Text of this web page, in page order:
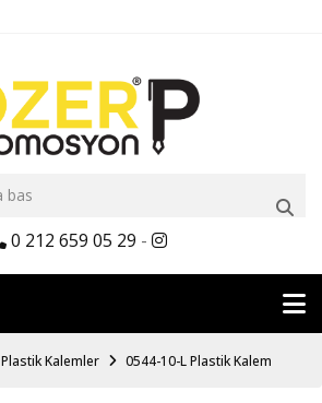
0 212 659 05 29 -
Plastik Kalemler 0544-10-L Plastik Kalem